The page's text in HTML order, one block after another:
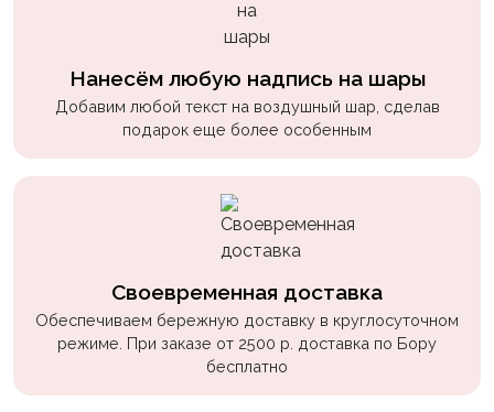
Нанесём любую надпись на шары
Добавим любой текст на воздушный шар, сделав
подарок еще более особенным
Своевременная доставка
Обеспечиваем бережную доставку в круглосуточном
режиме. При заказе от 2500 р. доставка по Бору
бесплатно
Музыка